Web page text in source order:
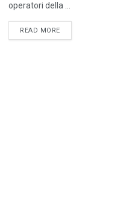
operatori della ...
READ MOREDETAILS